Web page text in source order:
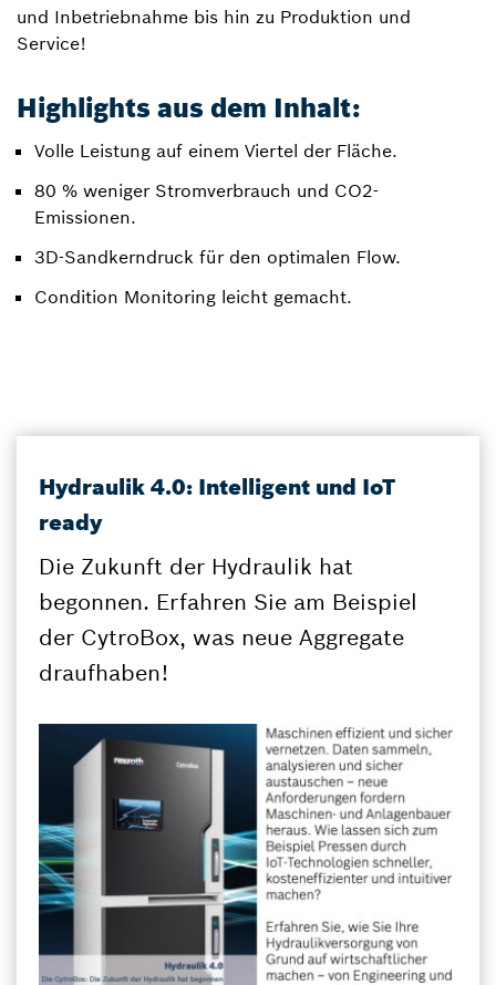
und Inbetriebnahme bis hin zu Produktion und
Service!
Highlights aus dem Inhalt:
Volle Leistung auf einem Viertel der Fläche.
80 % weniger Stromverbrauch und CO2-
Emissionen.
3D-Sandkerndruck für den optimalen Flow.
Condition Monitoring leicht gemacht.
Hydraulik 4.0: Intelligent und IoT
ready
Die Zukunft der Hydraulik hat
begonnen. Erfahren Sie am Beispiel
der CytroBox, was neue Aggregate
draufhaben!